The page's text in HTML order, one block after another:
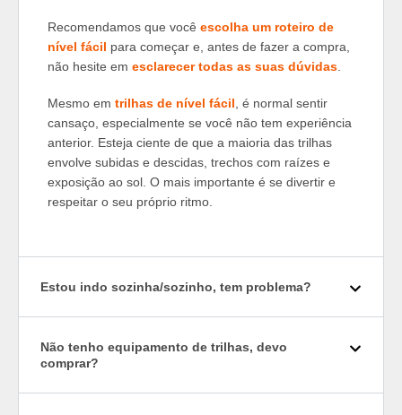
Recomendamos que você escolha um roteiro de
nível fácil para começar e, antes de fazer a compra,
não hesite em esclarecer todas as suas dúvidas
Mesmo em trilhas de nível fácil , é normal sentir
cansaço, especialmente se você não tem experiência
anterior. Esteja ciente de que a maioria das trilhas
envolve subidas e descidas, trechos com raízes e
exposição ao sol. O mais importante é se divertir e
respeitar o seu próprio ritmo.
Estou indo sozinha/sozinho, tem problema?
Não tenho equipamento de trilhas, devo
comprar?